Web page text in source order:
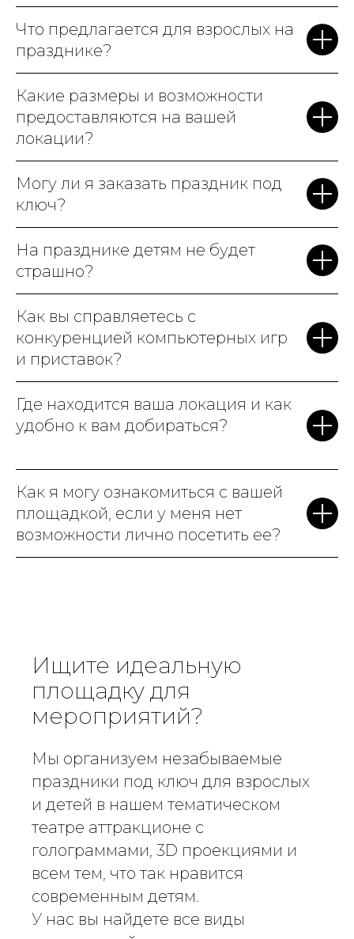
Что предлагается для взрослых на
празднике?
Какие размеры и возможности
предоставляются на вашей
локации?
Могу ли я заказать праздник под
ключ?
На празднике детям не будет
страшно?
Как вы справляетесь с
конкуренцией компьютерных игр
и приставок?
Где находится ваша локация и как
удобно к вам добираться?
Как я могу ознакомиться с вашей
площадкой, если у меня нет
возможности лично посетить ее?
Ищите идеальную
площадку для
мероприятий?
Мы организуем незабываемые
праздники под ключ для взрослых
и детей в нашем тематическом
театре аттракционе с
голограммами, 3D проекциями и
всем тем, что так нравится
современным детям.
У нас вы найдете все виды